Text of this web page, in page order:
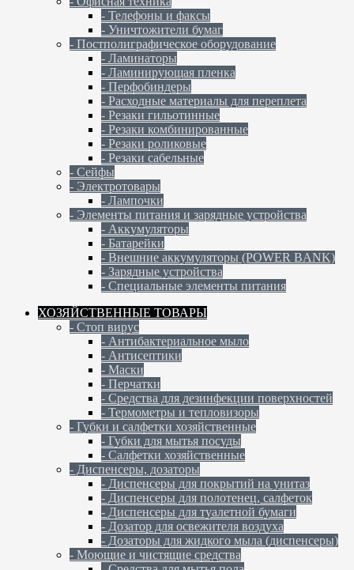
- Телефоны и факсы
- Уничтожители бумаг
- Постполиграфическое оборудование
- Ламинаторы
- Ламинирующая пленка
- Перфобиндеры
- Расходные материалы для переплета
- Резаки гильотинные
- Резаки комбинированные
- Резаки роликовые
- Резаки сабельные
- Сейфы
- Электротовары
- Лампочки
- Элементы питания и зарядные устройства
- Аккумуляторы
- Батарейки
- Внешние аккумуляторы (POWER BANK)
- Зарядные устройства
- Специальные элементы питания
ХОЗЯЙСТВЕННЫЕ ТОВАРЫ
- Стоп вирус
- Антибактериальное мыло
- Антисептики
- Маски
- Перчатки
- Средства для дезинфекции поверхностей
- Термометры и тепловизоры
- Губки и салфетки хозяйственные
- Губки для мытья посуды
- Салфетки хозяйственные
- Диспенсеры, дозаторы
- Диспенсеры для покрытий на унитаз
- Диспенсеры для полотенец, салфеток
- Диспенсеры для туалетной бумаги
- Дозатор для освежителя воздуха
- Дозаторы для жидкого мыла (диспенсеры)
- Моющие и чистящие средства